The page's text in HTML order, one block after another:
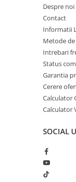
UPS Centrale Termice
Stabilizatoare
Scule si aparate
Instrumente de
Anemometre
Clampmetre
Detectoare
Multimetre Portabile
Termometre
Multimetre de Banc
Despre noi
Contact
Informatii
Metode
Intrebari
Status
Garantia
Cerere
Calculator
Calculator
SOCIAL